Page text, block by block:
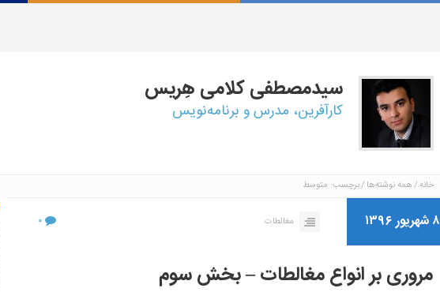
سیدمصطفیکلامی هِریس
کارآفرین، مدرس و برنامه‌نویس
خانه همه نوشته‌ها برچسب: متوسط
۸ شهریور ۱۳۹۶ مغالطات ۰
مروری بر انواع مغالطات – بخش سوم